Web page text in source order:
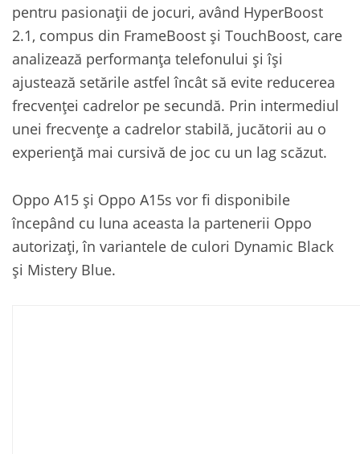
pentru pasionații de jocuri, având HyperBoost
2.1, compus din FrameBoost și TouchBoost, care
analizează performanța telefonului și își
ajustează setările astfel încât să evite reducerea
frecvenței cadrelor pe secundă. Prin intermediul
unei frecvențe a cadrelor stabilă, jucătorii au o
experiență mai cursivă de joc cu un lag scăzut.
Oppo A15 și Oppo A15s vor fi disponibile
începând cu luna aceasta la partenerii Oppo
autorizați, în variantele de culori Dynamic Black
și Mistery Blue.